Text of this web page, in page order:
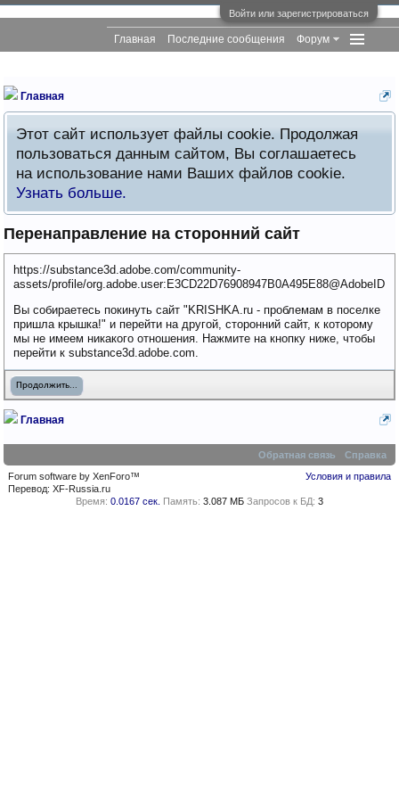
Войти или зарегистрироваться
Главная
Этот сайт использует файлы cookie. Продолжая
пользоваться данным сайтом, Вы соглашаетесь
на использование нами Ваших файлов cookie.
Узнать больше.
Перенаправление на сторонний сайт
https://substance3d.adobe.com/community-
assets/profile/org.adobe.user:E3CD22D76908947B0A495E88@AdobeID
Вы собираетесь покинуть сайт "KRISHKA.ru - проблемам в поселке
пришла крышка!" и перейти на другой, сторонний сайт, к которому
мы не имеем никакого отношения. Нажмите на кнопку ниже, чтобы
перейти к substance3d.adobe.com.
Продолжить...
Главная
Главная Последние сообщения Форум
Обратная связь
Справка
Условия и правила
Forum software by XenForo™
Перевод:XF-Russia.ru
Время: 0.0167 сек. Память: 3.087 МБ Запросов к БД: 3